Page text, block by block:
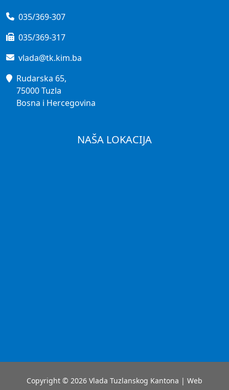
035/369-307
035/369-317
vlada@tk.kim.ba
Rudarska 65,
75000 Tuzla
Bosna i Hercegovina
NAŠA LOKACIJA
Copyright © 2026 Vlada Tuzlanskog Kantona | Web